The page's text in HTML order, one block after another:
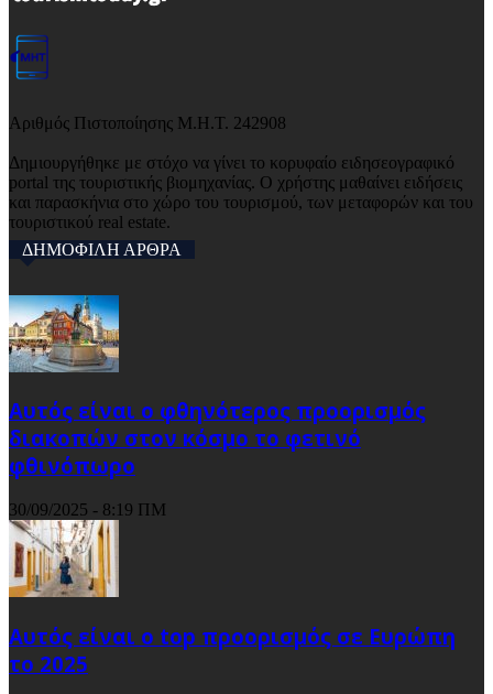
Αριθμός Πιστοποίησης Μ.Η.Τ. 242908
Δημιουργήθηκε με στόχο να γίνει το κορυφαίο ειδησεογραφικό
portal της τουριστικής βιομηχανίας. Ο χρήστης μαθαίνει ειδήσεις
και παρασκήνια στο χώρο του τουρισμού, των μεταφορών και του
τουριστικού real estate.
ΔΗΜΟΦΙΛΗ ΑΡΘΡΑ
Αυτός είναι ο φθηνότερος προορισμός
διακοπών στον κόσμο το φετινό
φθινόπωρο
30/09/2025 - 8:19 ΠΜ
Αυτός είναι ο top προορισμός σε Ευρώπη
το 2025